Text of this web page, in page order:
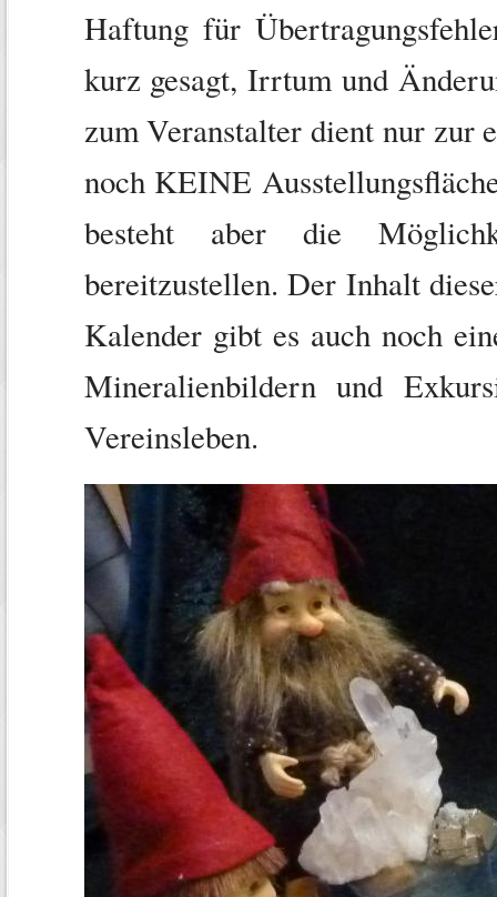
Haftung für
kurz gesagt, Irrtum und
zum Veranstalter dient nur zur
noch KEINE
besteht aber die
bereitzustellen. Der Inhalt
Kalender gibt es auch noch
Mineralienbildern und
Vereinsleben.